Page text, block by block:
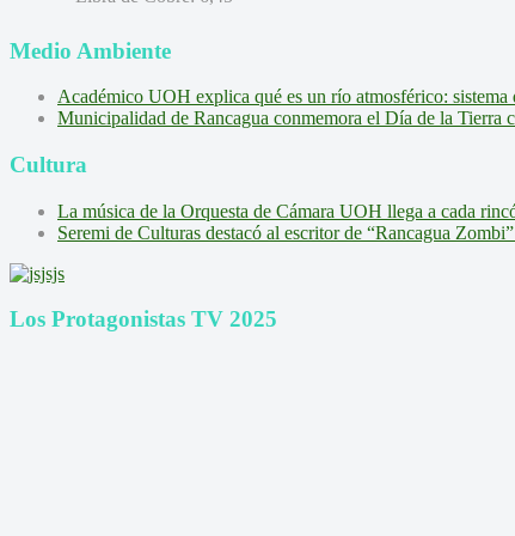
Medio Ambiente
Académico UOH explica qué es un río atmosférico: sistema
Municipalidad de Rancagua conmemora el Día de la Tierra
Cultura
La música de la Orquesta de Cámara UOH llega a cada
Seremi de Culturas destacó al escritor de “Rancagua
Los Protagonistas TV 2025